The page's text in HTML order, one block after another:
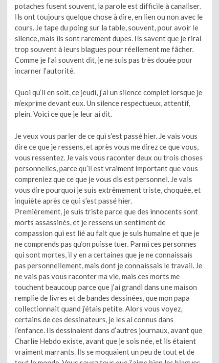
potaches fusent souvent, la parole est difficile à canaliser.
Ils ont toujours quelque chose à dire, en lien ou non avec le
cours. Je tape du poing sur la table, souvent, pour avoir le
silence, mais ils sont rarement dupes. Ils savent que je rirai
trop souvent à leurs blagues pour réellement me fâcher.
Comme je l’ai souvent dit, je ne suis pas très douée pour
incarner l’autorité.
Quoi qu’il en soit, ce jeudi, j’ai un silence complet lorsque je
m’exprime devant eux. Un silence respectueux, attentif,
plein. Voici ce que je leur ai dit.
Je veux vous parler de ce qui s’est passé hier. Je vais vous
dire ce que je ressens, et après vous me direz ce que vous,
vous ressentez. Je vais vous raconter deux ou trois choses
personnelles, parce qu’il est vraiment important que vous
compreniez que ce que je vous dis est personnel. Je vais
vous dire pourquoi je suis extrêmement triste, choquée, et
inquiète après ce qui s’est passé hier.
Premièrement, je suis triste parce que des innocents sont
morts assassinés, et je ressens un sentiment de
compassion qui est lié au fait que je suis humaine et que je
ne comprends pas qu’on puisse tuer. Parmi ces personnes
qui sont mortes, il y en a certaines que je ne connaissais
pas personnellement, mais dont je connaissais le travail. Je
ne vais pas vous raconter ma vie, mais ces morts me
touchent beaucoup parce que j’ai grandi dans une maison
remplie de livres et de bandes dessinées, que mon papa
collectionnait quand j’étais petite. Alors vous voyez,
certains de ces dessinateurs, je les ai connus dans
l’enfance. Ils dessinaient dans d’autres journaux, avant que
Charlie Hebdo existe, avant que je sois née, et ils étaient
vraiment marrants. Ils se moquaient un peu de tout et de